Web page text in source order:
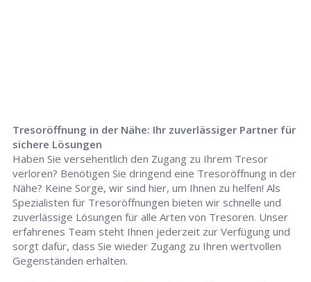
Tresoröffnung in der Nähe: Ihr zuverlässiger Partner für
sichere Lösungen
Haben Sie versehentlich den Zugang zu Ihrem Tresor
verloren? Benötigen Sie dringend eine Tresoröffnung in der
Nähe? Keine Sorge, wir sind hier, um Ihnen zu helfen! Als
Spezialisten für Tresoröffnungen bieten wir schnelle und
zuverlässige Lösungen für alle Arten von Tresoren. Unser
erfahrenes Team steht Ihnen jederzeit zur Verfügung und
sorgt dafür, dass Sie wieder Zugang zu Ihren wertvollen
Gegenständen erhalten.